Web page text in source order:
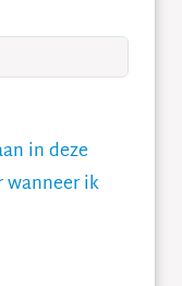
in deze
wanneer ik